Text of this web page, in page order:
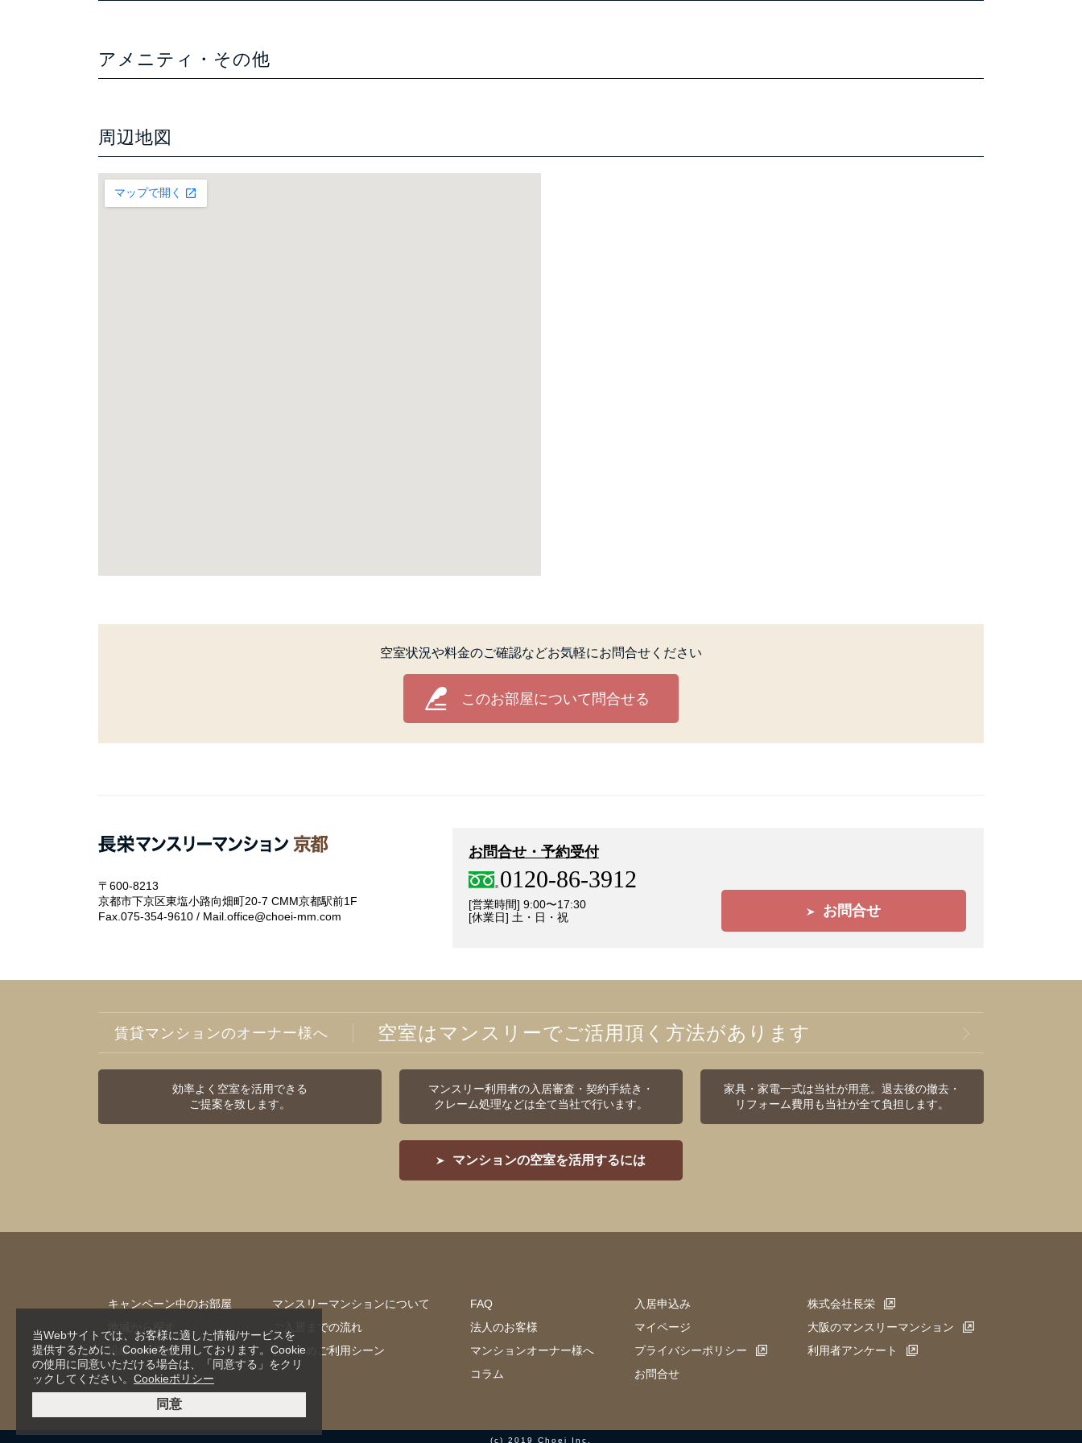
当Webサイトでは、お客様に適した情報/サービスを
提供するために、Cookieを使用しております。Cookie
の使用に同意いただける場合は、「同意する」をクリ
ックしてください。 Cookieポリシー
アメニティ・その他
周辺地図
空室状況や料金のご確認などお気軽にお問合せください
このお部屋について問合せる
〒600-8213
京都市下京区東塩小路向畑町20-7 CMM京都駅前1F
Fax.075-354-9610 / Mail.office@choei-mm.com
お問合せ・予約受付
0120-86-3912
[営業時間] 9:00〜17:30
[休業日] 土・日・祝
お問合せ
賃貸マンションのオーナー様へ 空室はマンスリーでご活用頂く方法があります
効率よく空室を活用できる
ご提案を致します。
マンスリー利用者の入居審査・契約手続き・
クレーム処理などは全て当社で行います。
家具・家電一式は当社が用意。退去後の撤去・
リフォーム費用も当社が全て負担します。
マンションの空室を活用するには
キャンペーン中のお部屋
地域から探す
沿線から探す
マンスリーマンションについて
ご入居までの流れ
おすすめご利用シーン
FAQ
法人のお客様
マンションオーナー様へ
コラム
入居申込み
マイページ
プライバシーポリシー
お問合せ
株式会社長栄
大阪のマンスリーマンション
利用者アンケート
(c) 2019 Choei Inc.